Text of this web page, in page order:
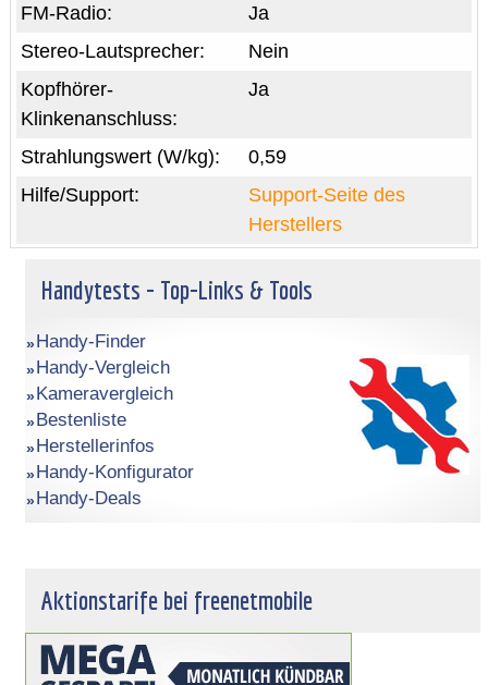
Ja
FM-Radio:
Nein
Stereo-Lautsprecher:
Ja
Kopfhörer-
Klinkenanschluss:
0,59
Strahlungswert (W/kg):
Support-Seite des
Herstellers
Hilfe/Support:
Handytests - Top-Links & Tools
Handy-Finder
Handy-Vergleich
Kameravergleich
Bestenliste
Herstellerinfos
Handy-Konfigurator
Handy-Deals
Aktionstarife bei freenetmobile